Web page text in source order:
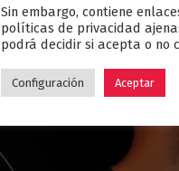
Sin embargo, contiene
políticas de privacidad
podrá decidir si acepta o no
Configuración Aceptar